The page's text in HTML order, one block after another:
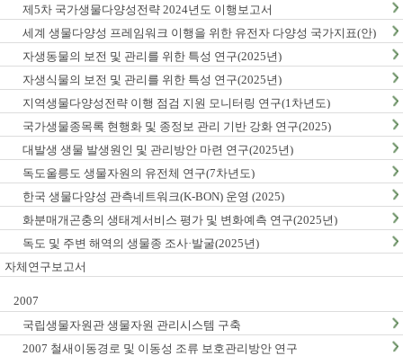
제5차 국가생물다양성전략 2024년도 이행보고서
세계 생물다양성 프레임워크 이행을 위한 유전자 다양성 국가지표(안)
마련(1차년도)
자생동물의 보전 및 관리를 위한 특성 연구(2025년)
자생식물의 보전 및 관리를 위한 특성 연구(2025년)
지역생물다양성전략 이행 점검 지원 모니터링 연구(1차년도)
국가생물종목록 현행화 및 종정보 관리 기반 강화 연구(2025)
대발생 생물 발생원인 및 관리방안 마련 연구(2025년)
독도울릉도 생물자원의 유전체 연구(7차년도)
한국 생물다양성 관측네트워크(K-BON) 운영 (2025)
화분매개곤충의 생태계서비스 평가 및 변화예측 연구(2025년)
독도 및 주변 해역의 생물종 조사·발굴(2025년)
자체연구보고서
2007
국립생물자원관 생물자원 관리시스템 구축
2007 철새이동경로 및 이동성 조류 보호관리방안 연구